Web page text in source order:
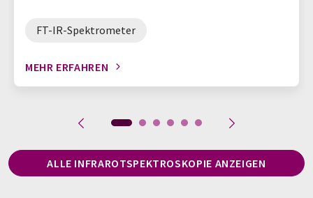
FT-IR-Spektrometer
MEHR ERFAHREN
ALLE INFRAROTSPEKTROSKOPIE ANZEIGEN